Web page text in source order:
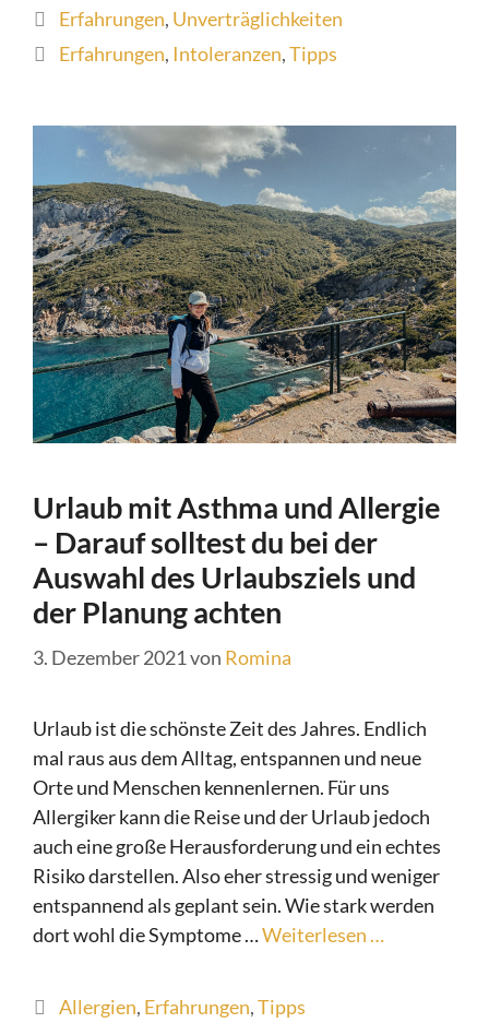
Kategorien
Erfahrungen, Unverträglichkeiten
Schlagwörter
Erfahrungen, Intoleranzen,Tipps
Urlaub mit Asthma und Allergie
– Darauf solltest du bei der
Auswahl des Urlaubsziels und
der Planung achten
3. Dezember 2021von Romina
Urlaub ist die schönste Zeit des Jahres. Endlich
mal raus aus dem Alltag, entspannen und neue
Orte und Menschen kennenlernen. Für uns
Allergiker kann die Reise und der Urlaub jedoch
auch eine große Herausforderung und ein echtes
Risiko darstellen. Also eher stressig und weniger
entspannend als geplant sein. Wie stark werden
dort wohl die Symptome …Weiterlesen …
Kategorien
Allergien, Erfahrungen,Tipps